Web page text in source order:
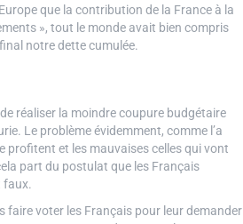
que la contribution de la France à la
», tout le monde avait bien compris
notre dette cumulée.
réaliser la moindre coupure budgétaire
Le problème évidemment, comme l’a
profitent et les mauvaises celles qui vont
part du postulat que les Français
faux.
faire voter les Français pour leur demander